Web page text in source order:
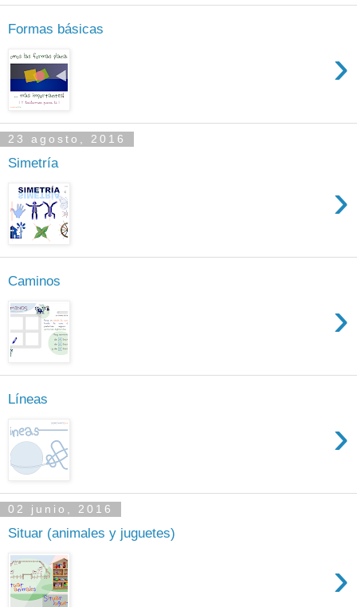
Formas básicas
›
23 agosto, 2016
Simetría
›
Caminos
›
Líneas
›
02 junio, 2016
Situar (animales y juguetes)
›